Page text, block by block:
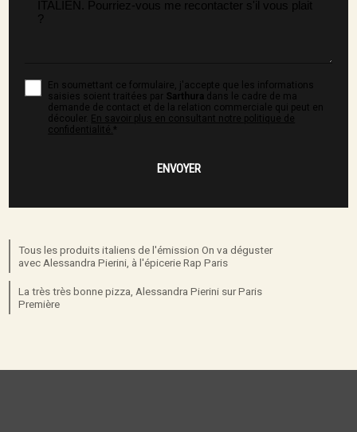
En soumettant ce formulaire, j'accepte que les informations
saisies soient traitées par Sarthura dans le cadre de ma
demande de contact et de la relation commerciale qui peut en
découler. En savoir plus en consultant notre politique de
confidentialité. *
Tous les produits italiens de l'émission On va déguster
avec Alessandra Pierini, à l'épicerie Rap Paris
La très très bonne pizza, Alessandra Pierini sur Paris
Première